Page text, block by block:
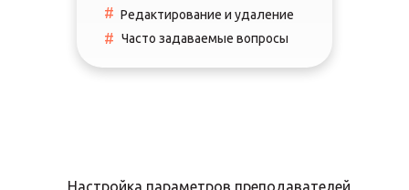
# Редактирование и удаление
# Часто задаваемые вопросы
Настройка параметров преподавателей